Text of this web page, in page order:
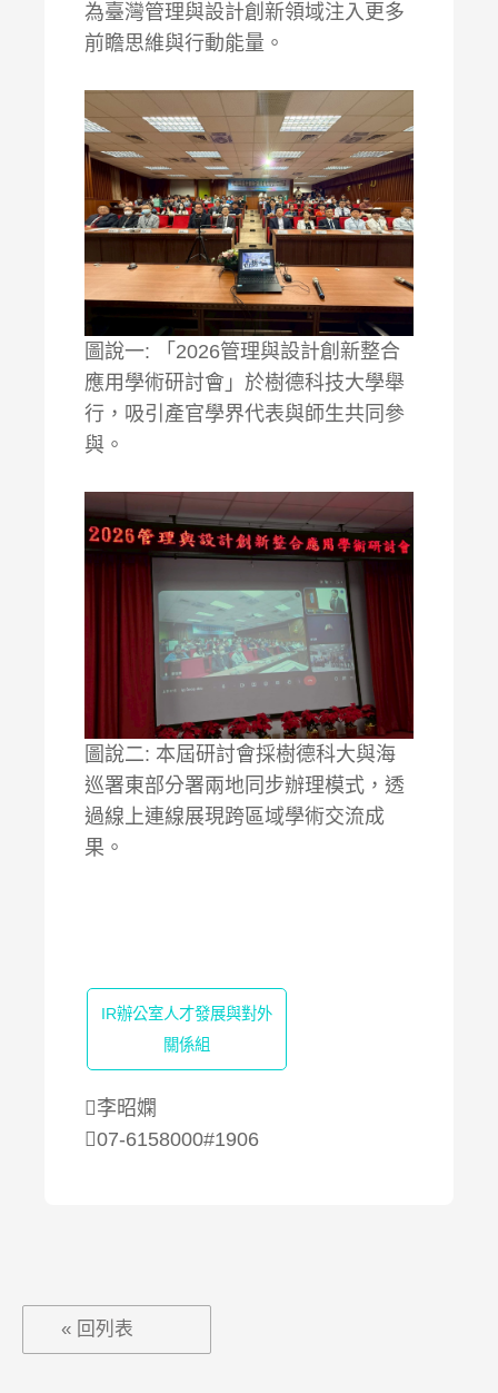
為臺灣管理與設計創新領域注入更多
前瞻思維與行動能量。
圖說一: 「2026管理與設計創新整合
應用學術研討會」於樹德科技大學舉
行，吸引產官學界代表與師生共同參
與。
圖說二: 本屆研討會採樹德科大與海
巡署東部分署兩地同步辦理模式，透
過線上連線展現跨區域學術交流成
果。
IR辦公室人才發展與對外
關係組
李昭嫻
07-6158000#1906
« 回列表